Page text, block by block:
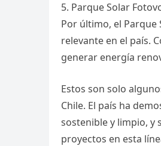
5. Parque Solar
Por último, el Parque
relevante en el país.
generar energía
Estos son solo
Chile. El país ha
sostenible y limpio, y
proyectos en esta